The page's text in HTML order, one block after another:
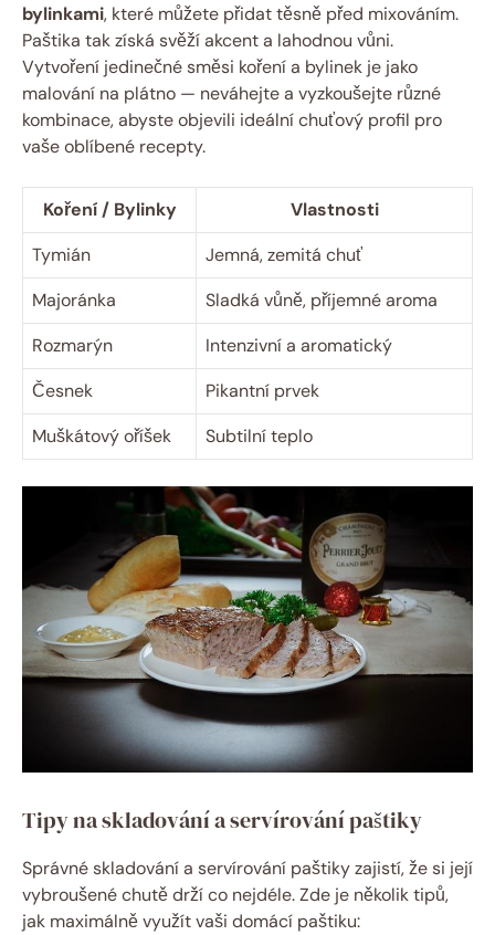
bylinkami, které můžete přidat těsně před mixováním.
Paštika tak získá svěží akcent a lahodnou vůni.
Vytvoření jedinečné směsi koření a bylinek je jako
malování na plátno — neváhejte a vyzkoušejte různé
kombinace, abyste objevili ideální chuťový profil pro
vaše oblíbené recepty.
Koření / Bylinky
Vlastnosti
Tymián
Jemná, zemitá chuť
Majoránka
Sladká vůně, příjemné aroma
Rozmarýn
Intenzivní a aromatický
Česnek
Pikantní prvek
Muškátový oříšek
Subtilní teplo
Tipy na skladování a servírování paštiky
Správné skladování a servírování paštiky zajistí, že si její
vybroušené chutě drží co nejdéle. Zde je několik tipů,
jak maximálně využít vaši domácí paštiku: